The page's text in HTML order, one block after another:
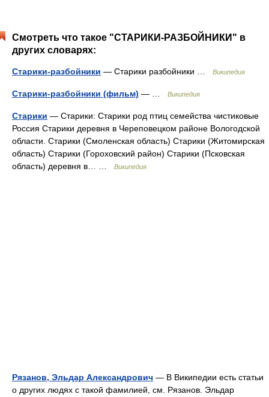
Смотреть что такое "СТАРИКИ-РАЗБОЙНИКИ" в
других словарях:
Старики-разбойники — Старики разбойники … Википедия
Старики-разбойники (фильм) — … Википедия
Старики — Старики: Старики род птиц семейства чистиковые
Россия Старики деревня в Череповецком районе Вологодской
области. Старики (Смоленская область) Старики (Житомирская
область) Старики (Гороховский район) Старики (Псковская
область) деревня в… …
Википедия
Рязанов, Эльдар Александрович — В Википедии есть статьи
о других людях с такой фамилией, см. Рязанов. Эльдар